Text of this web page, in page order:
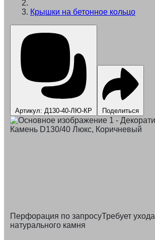
Крышки на бетонное кольцо
Артикул: Д130-40-ЛЮ-КР Поделиться
Перфорация по запросуТребует ухода
натурального камня